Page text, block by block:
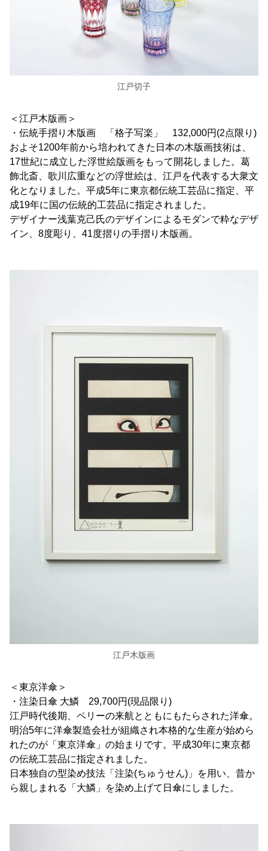
江戸切子
＜江戸木版画＞
・伝統手摺り木版画 「格子写楽」 132,000円(2点限り)
およそ1200年前から培われてきた日本の木版画技術は、
17世紀に成立した浮世絵版画をもって開花しました。葛
飾北斎、歌川広重などの浮世絵は、江戸を代表する大衆文
化となりました。平成5年に東京都伝統工芸品に指定、平
成19年に国の伝統的工芸品に指定されました。
デザイナー浅葉克己氏のデザインによるモダンで粋なデザ
イン、8度彫り、41度摺りの手摺り木版画。
江戸木版画
＜東京洋傘＞
・注染日傘 大鱗 29,700円(現品限り)
江戸時代後期、ペリーの来航とともにもたらされた洋傘。
明治5年に洋傘製造会社が組織され本格的な生産が始めら
れたのが「東京洋傘」の始まりです。平成30年に東京都
の伝統工芸品に指定されました。
日本独自の型染め技法「注染(ちゅうせん)」を用い、昔か
ら親しまれる「大鱗」を染め上げて日傘にしました。